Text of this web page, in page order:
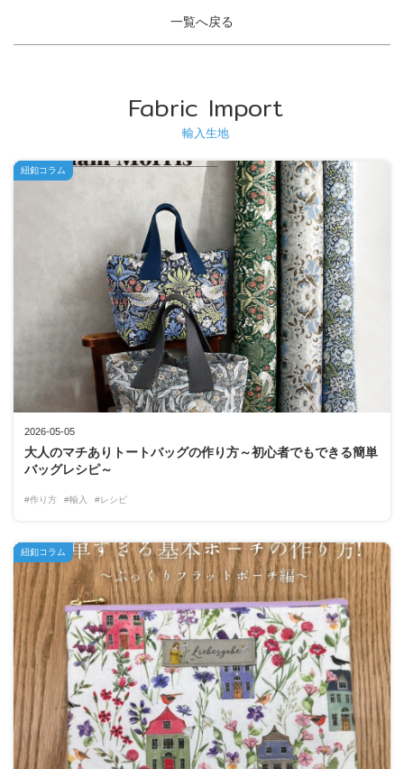
一覧へ戻る
Fabric Import
輸入生地
2026-05-05
大人のマチありトートバッグの作り方～初心者でもできる簡単
バッグレシピ～
#作り方 #輸入 #レシピ
紐釦コラム
紐釦コラム